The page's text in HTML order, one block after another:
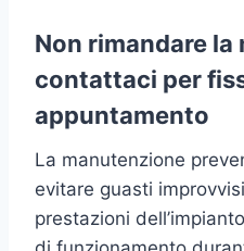
Non rimandare
contattaci per
appuntamento
La manutenzione
evitare guasti
prestazioni